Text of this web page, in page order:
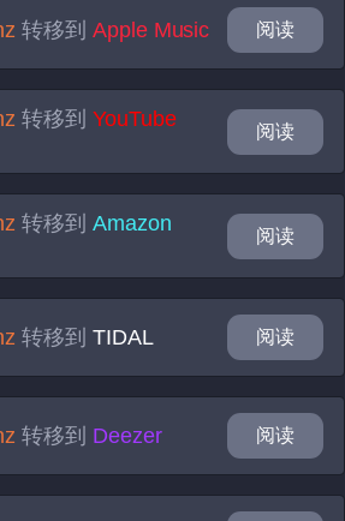
转移到 Apple Music 阅读
转移到 YouTube
阅读
转移到 Amazon
阅读
转移到 TIDAL 阅读
转移到 Deezer 阅读